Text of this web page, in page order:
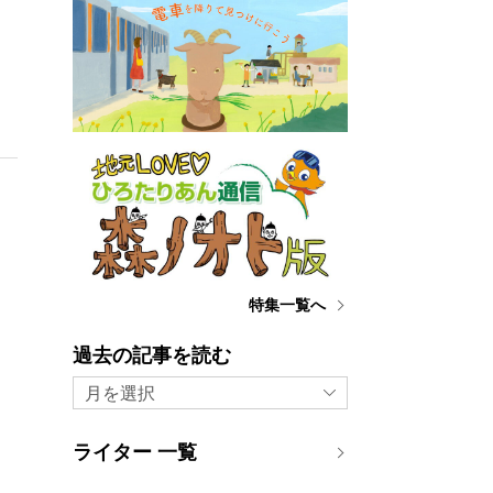
特集一覧へ
過去の記事を読む
月を選択
ライター 一覧